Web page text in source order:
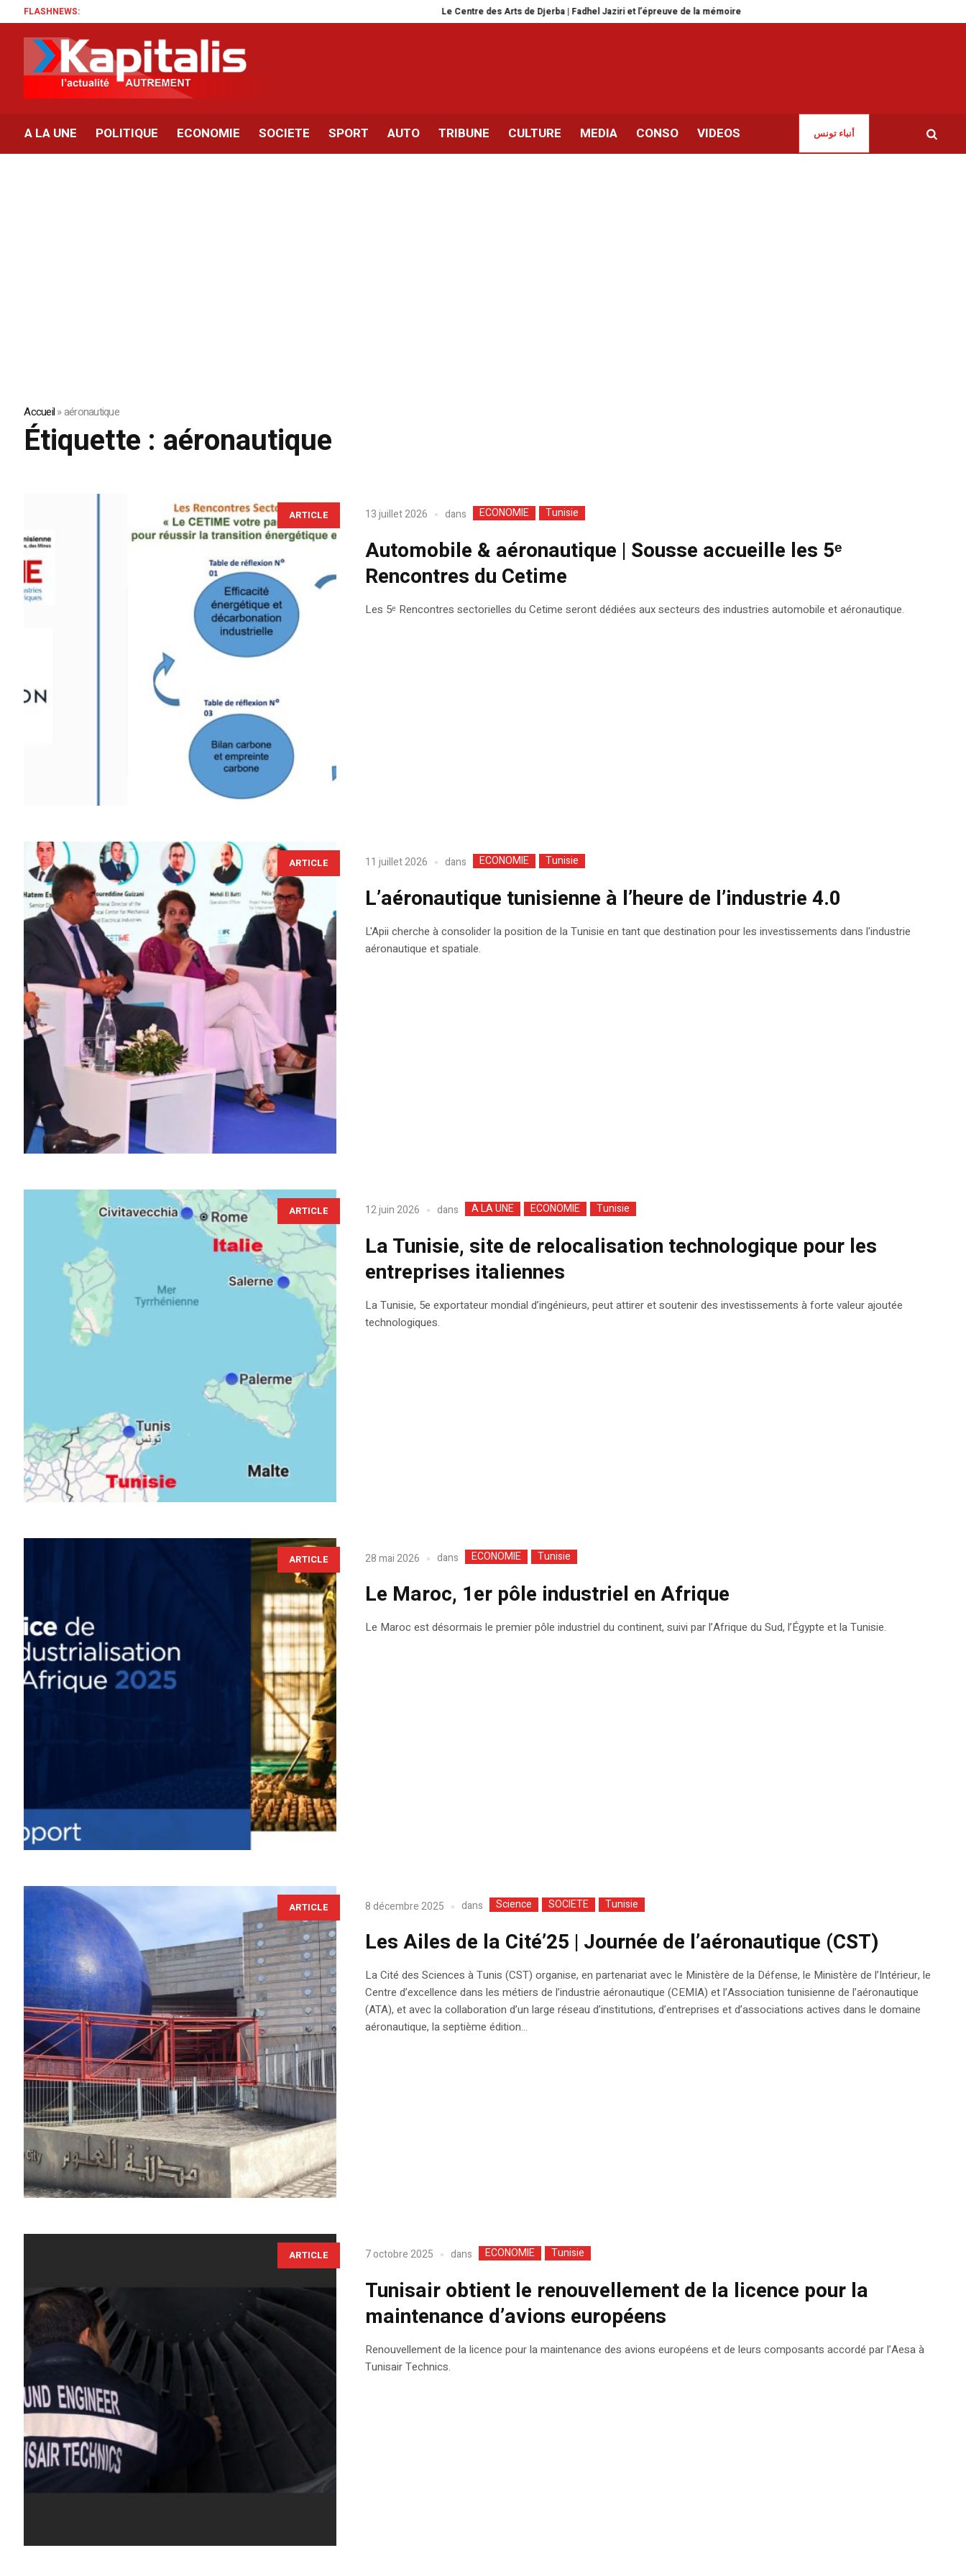
FLASHNEWS: Le Centre des Arts de Djerba | Fadhel Jaziri et l’épreuve de la mémoire Au Kef, la Suisse accompagne la Tunisie dans la formation aux
A LA UNE POLITIQUE ECONOMIE SOCIETE SPORT AUTO TRIBUNE CULTURE MEDIA CONSO VIDEOS أنباء تونس
Accueil»aéronautique
Étiquette : aéronautique
ARTICLE 13 juillet 2026 dans ECONOMIE Tunisie
Automobile & aéronautique | Sousse accueille les 5ᵉ
Rencontres du Cetime
Les 5ᵉ Rencontres sectorielles du Cetime seront dédiées aux secteurs des industries automobile et aéronautique.
ARTICLE 11 juillet 2026 dans ECONOMIE Tunisie
L’aéronautique tunisienne à l’heure de l’industrie 4.0
L'Apii cherche à consolider la position de la Tunisie en tant que destination pour les investissements dans l'industrie
aéronautique et spatiale.
ARTICLE 12 juin 2026 dans A LA UNE ECONOMIE Tunisie
La Tunisie, site de relocalisation technologique pour les
entreprises italiennes
La Tunisie, 5e exportateur mondial d’ingénieurs, peut attirer et soutenir des investissements à forte valeur ajoutée
technologiques.
ARTICLE 28 mai 2026 dans ECONOMIE Tunisie
Le Maroc, 1er pôle industriel en Afrique
Le Maroc est désormais le premier pôle industriel du continent, suivi par l’Afrique du Sud, l’Égypte et la Tunisie.
ARTICLE 8 décembre 2025 dans Science SOCIETE Tunisie
Les Ailes de la Cité’25 | Journée de l’aéronautique (CST)
La Cité des Sciences à Tunis (CST) organise, en partenariat avec le Ministère de la Défense, le Ministère de l’Intérieur, le
Centre d’excellence dans les métiers de l’industrie aéronautique (CEMIA) et l’Association tunisienne de l’aéronautique
(ATA), et avec la collaboration d’un large réseau d’institutions, d’entreprises et d’associations actives dans le domaine
aéronautique, la septième édition...
ARTICLE 7 octobre 2025 dans ECONOMIE Tunisie
Tunisair obtient le renouvellement de la licence pour la
maintenance d’avions européens
Renouvellement de la licence pour la maintenance des avions européens et de leurs composants accordé par l’Aesa à
Tunisair Technics.